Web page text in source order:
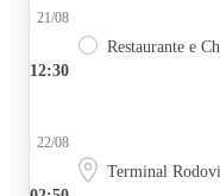
12:30
21/08
Restaurante e
22/08
Terminal